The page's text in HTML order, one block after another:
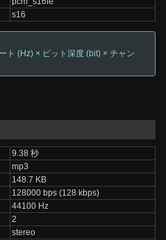
s16
ト (Hz) × ビット深度 (bit) × チャン
9.38 秒
mp3
148.7 KB
128000 bps (128 kbps)
44100 Hz
2
stereo